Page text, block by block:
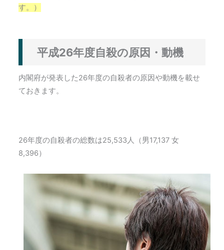
す。）
平成26年度自殺の原因・動機
内閣府が発表した26年度の自殺者の原因や動機を載せ
ておきます。
26年度の自殺者の総数は25,533人（男17,137 女
8,396）